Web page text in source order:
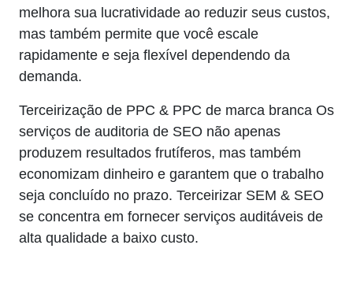
melhora sua lucratividade ao reduzir seus custos,
mas também permite que você escale
rapidamente e seja flexível dependendo da
demanda.
Terceirização de PPC & PPC de marca branca Os
serviços de auditoria de SEO não apenas
produzem resultados frutíferos, mas também
economizam dinheiro e garantem que o trabalho
seja concluído no prazo. Terceirizar SEM & SEO
se concentra em fornecer serviços auditáveis de
alta qualidade a baixo custo.